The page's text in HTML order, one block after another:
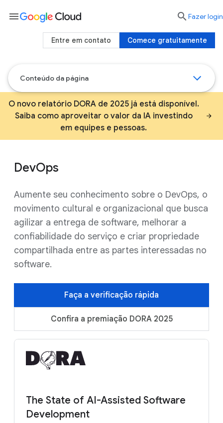
Conteúdo da página
O novo relatório DORA de 2025 já está disponível.
Saiba como aproveitar o valor da IA investindo
em equipes e pessoas.
DevOps
Aumente seu conhecimento sobre o DevOps, o
movimento cultural e organizacional que busca
agilizar a entrega de software, melhorar a
confiabilidade do serviço e criar propriedade
compartilhada entre as partes interessadas no
software.
Faça a verificação rápida
Confira a premiação DORA 2025
The State of AI-Assisted Software
Development
menu  Fazer login
Comece gratuitamente
Entre em contato